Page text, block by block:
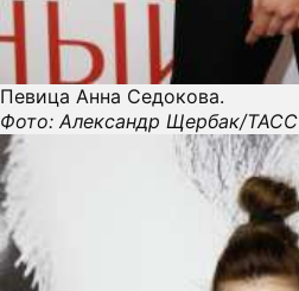
Певица Анна Седокова.
Фото: Александр Щербак/ТАСС